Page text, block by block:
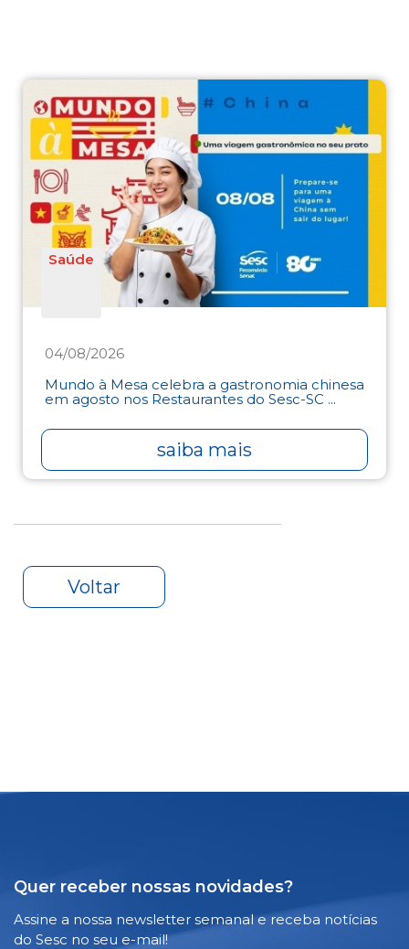
Saúde
04/08/2026
Mundo à Mesa celebra a gastronomia chinesa
em agosto nos Restaurantes do Sesc-SC ...
saiba mais
Voltar
Quer receber nossas novidades?
Assine a nossa newsletter semanal e receba notícias
do Sesc no seu e-mail!